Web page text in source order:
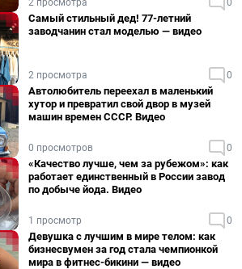
2 просмотра 0
Самый стильный дед! 77-летний
заводчанин стал моделью — видео
2 просмотра 0
Автолюбитель переехал в маленький
хутор и превратил свой двор в музей
машин времен СССР. Видео
0 просмотров 0
«Качество лучше, чем за рубежом»: как
работает единственный в России завод
по добыче йода. Видео
1 просмотр 0
Девушка с лучшим в мире телом: как
бизнесвумен за год стала чемпионкой
мира в фитнес-бикини — видео